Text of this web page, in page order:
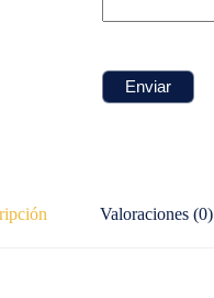
Valoraciones (0)